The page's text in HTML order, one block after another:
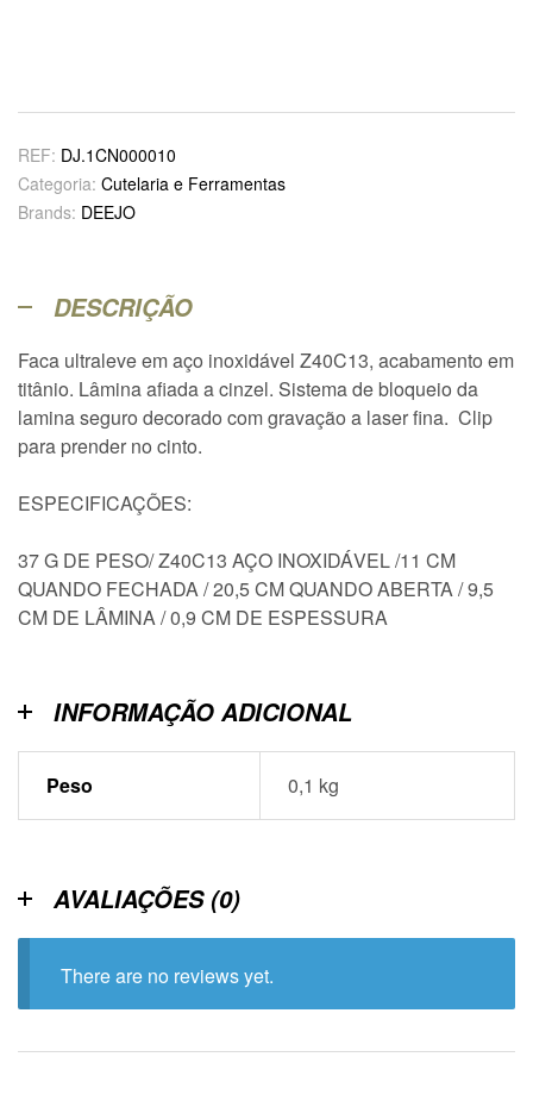
REF: DJ.1CN000010
Categoria: Cutelaria e Ferramentas
Brands: DEEJO
DESCRIÇÃO
Faca ultraleve em aço inoxidável Z40C13, acabamento em
titânio. Lâmina afiada a cinzel. Sistema de bloqueio da
lamina seguro decorado com gravação a laser fina. Clip
para prender no cinto.
ESPECIFICAÇÕES:
37 G DE PESO/ Z40C13 AÇO INOXIDÁVEL /11 CM
QUANDO FECHADA / 20,5 CM QUANDO ABERTA / 9,5
CM DE LÂMINA / 0,9 CM DE ESPESSURA
INFORMAÇÃO ADICIONAL
Peso 0,1 kg
AVALIAÇÕES (0)
There are no reviews yet.